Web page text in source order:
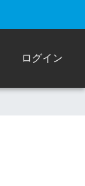
ログイン